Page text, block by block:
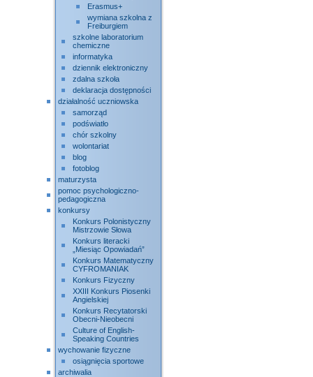
Erasmus+
wymiana szkolna z
Freiburgiem
szkolne laboratorium
chemiczne
informatyka
dziennik elektroniczny
zdalna szkoła
deklaracja dostępności
działalność uczniowska
samorząd
podświatło
chór szkolny
wolontariat
blog
fotoblog
maturzysta
pomoc psychologiczno-
pedagogiczna
konkursy
Konkurs Polonistyczny
Mistrzowie Słowa
Konkurs literacki
„Miesiąc Opowiadań”
Konkurs Matematyczny
CYFROMANIAK
Konkurs Fizyczny
XXIII Konkurs Piosenki
Angielskiej
Konkurs Recytatorski
Obecni-Nieobecni
Culture of English-
Speaking Countries
wychowanie fizyczne
osiągnięcia sportowe
archiwalia